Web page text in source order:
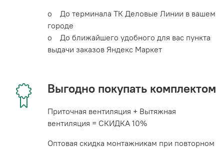
o До терминала ТК Деловые Линии в вашем
городе
o До ближайшего удобного для вас пункта
выдачи заказов Яндекс Маркет
Выгодно покупать комплектом
Приточная вентиляция + Вытяжная
вентиляция = СКИДКА 10%
Оптовая скидка монтажникам при повторном